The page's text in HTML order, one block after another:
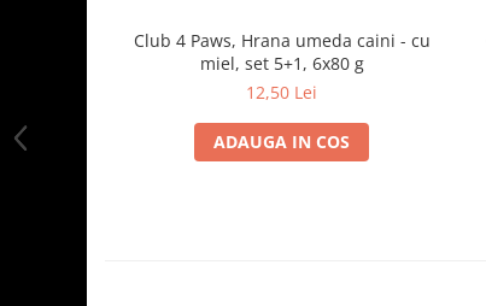
Club 4 Paws, Hrana umeda caini - cu
miel, set 5+1, 6x80 g
12,50 Lei
ADAUGA IN COS